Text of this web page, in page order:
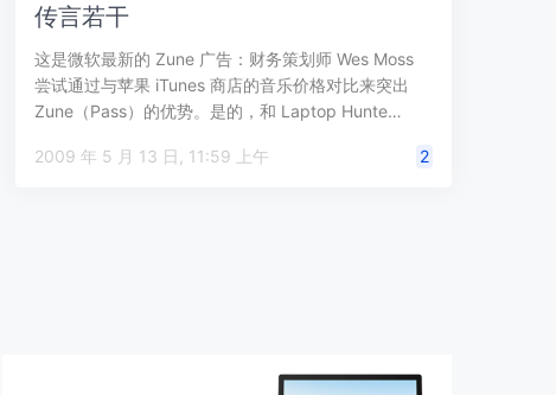
传言若干
这是微软最新的 Zune 广告：财务策划师 Wes Moss
尝试通过与苹果 iTunes 商店的音乐价格对比来突出
Zune（Pass）的优势。是的，和 Laptop Hunte…
2009 年 5 月 13 日, 11:59 上午 2